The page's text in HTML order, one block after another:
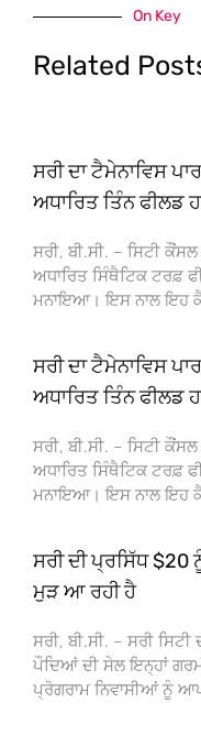
On Key
Related
ਸਰੀ ਦਾ ਟੈਮੇਨਾਵਿਸ
ਅਧਾਰਿਤ ਤਿੰਨ ਫੀਲਡ
ਸਰੀ, ਬੀ.ਸੀ. – ਸਿਟੀ
ਅਧਾਰਿਤ ਸਿੰਥੈਟਿਕ ਟਰਫ਼
ਮਨਾਇਆ। ਇਸ ਨਾਲ ਇਹ
ਸਰੀ ਦਾ ਟੈਮੇਨਾਵਿਸ
ਅਧਾਰਿਤ ਤਿੰਨ ਫੀਲਡ
ਸਰੀ, ਬੀ.ਸੀ. – ਸਿਟੀ
ਅਧਾਰਿਤ ਸਿੰਥੈਟਿਕ ਟਰਫ਼
ਮਨਾਇਆ। ਇਸ ਨਾਲ ਇਹ
ਸਰੀ ਦੀ ਪ੍ਰਸਿੱਧ
ਮੁੜ ਆ ਰਹੀ ਹੈ
ਸਰੀ, ਬੀ.ਸੀ. – ਸਰੀ
ਪੌਦਿਆਂ ਦੀ ਸੇਲ ਇਨ੍ਹਾਂ
ਪ੍ਰੋਗਰਾਮ ਨਿਵਾਸੀਆਂ ਨੂੰ